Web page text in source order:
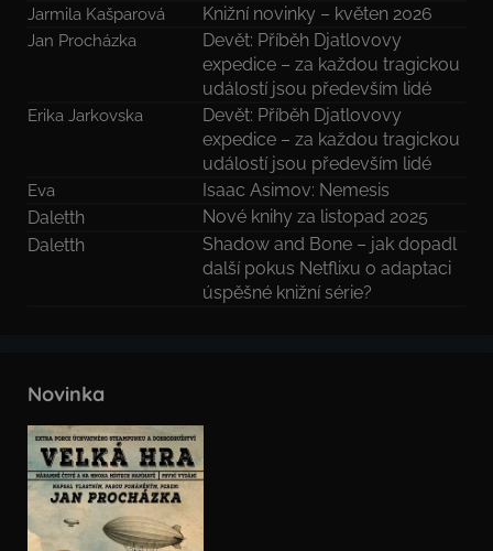
Jarmila Kašparová Knižní novinky – květen 2026
Jan Procházka
Devět: Příběh Djatlovovy
expedice – za každou tragickou
událostí jsou především lidé
Erika Jarkovska
Devět: Příběh Djatlovovy
expedice – za každou tragickou
událostí jsou především lidé
Eva
Isaac Asimov: Nemesis
Daletth
Nové knihy za listopad 2025
Daletth
Shadow and Bone – jak dopadl
další pokus Netflixu o adaptaci
úspěšné knižní série?
Novinka